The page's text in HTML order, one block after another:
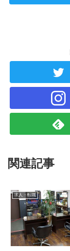
関連記事
求人・転職